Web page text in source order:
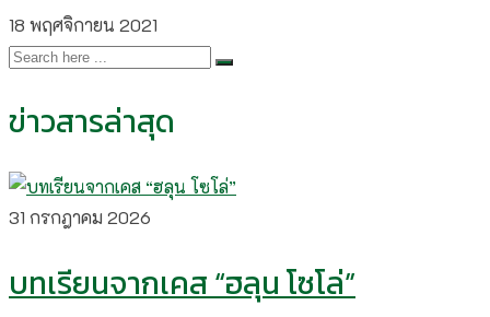
18 พฤศจิกายน 2021
ข่าวสารล่าสุด
31 กรกฎาคม 2026
บทเรียนจากเคส “ฮลุน โซโล่”